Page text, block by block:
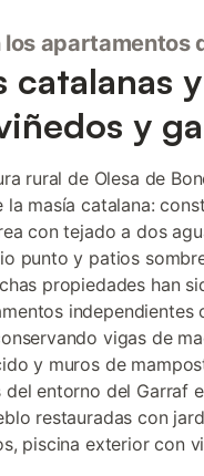
los apartamentos
catalanas
y
rural de Olesa de
la masía catalana:
con tejado a dos
punto y patios
propiedades han
independientes
vigas de
y muros de
del entorno del Garraf
restauradas con
piscina exterior con